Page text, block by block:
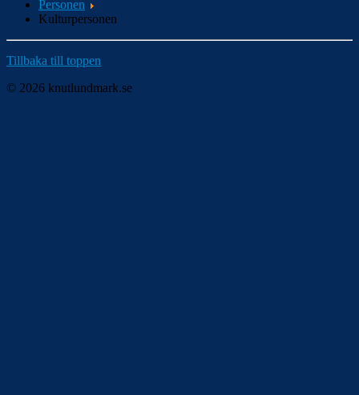
Personen
Kulturpersonen
Tillbaka till toppen
© 2026 knutlundmark.se